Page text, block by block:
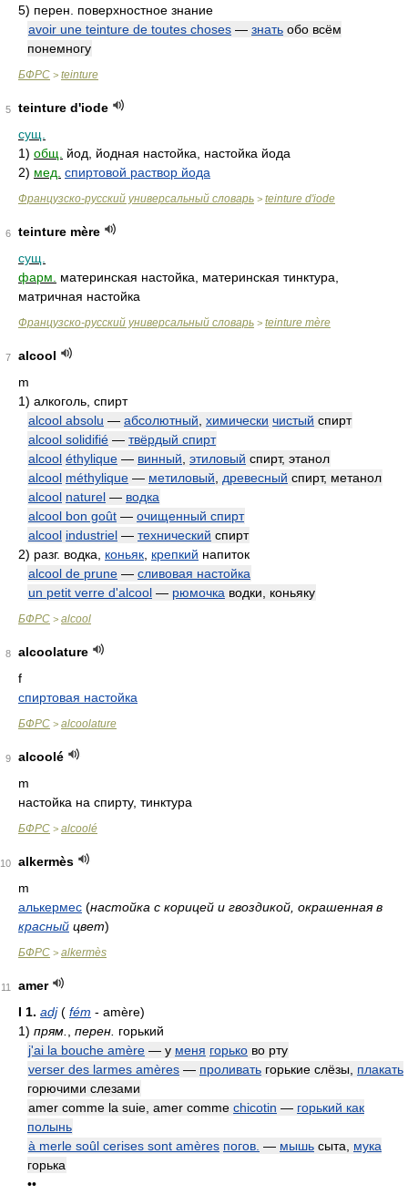
5) перен. поверхностное знание
avoir une teinture de toutes choses — знать обо всём
понемногу
БФРС > teinture
5
teinture d'iode
сущ.
1) общ.
йод, йодная настойка, настойка йода
2) мед. спиртовой раствор йода
Французско-русский универсальный словарь > teinture d'iode
6
teinture mère
сущ.
фарм.
материнская настойка, материнская тинктура,
матричная настойка
Французско-русский универсальный словарь > teinture mère
7
alcool
m
1) алкоголь, спирт
alcool absolu — абсолютный химически чистый спирт
alcool solidifié — твёрдый спирт
alcool éthylique — винный этиловый спирт, этанол
alcool méthylique — метиловый древесный спирт, метанол
alcool naturel — водка
alcool bon goût — очищенный спирт
alcool industriel — технический спирт
2) разг. водка, коньяк крепкий напиток
alcool de prune — сливовая настойка
un petit verre d'alcool — рюмочка водки, коньяку
БФРС > alcool
8
alcoolature
f
спиртовая настойка
БФРС > alcoolature
9
alcoolé
m
настойка на спирту, тинктура
БФРС > alcoolé
10
alkermès
m
алькермес (настойка с корицей и гвоздикой, окрашенная в
красный цвет)
БФРС > alkermès
11
amer
I 1. adj( fém - amère)
1) прям. перен. горький
j'ai la bouche amère — у меня горько во рту
verser des larmes amères — проливать горькие слёзы, плакать
горючими слезами
amer comme la suie, amer comme chicotin — горький как
полынь
à merle soûl cerises sont amères погов. — мышь сыта, мука
горька
••